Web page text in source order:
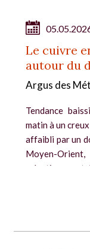
Le cuivre
autour du
Argus des
Tendance
matin à un
affaibli par un
Moyen-
ralentissement